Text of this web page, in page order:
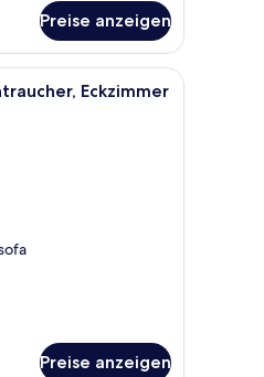
Preise anzeigen
Zimmersafe
Doppelzimmer, Nichtraucher,
Eckzimmer
Preise anzeigen